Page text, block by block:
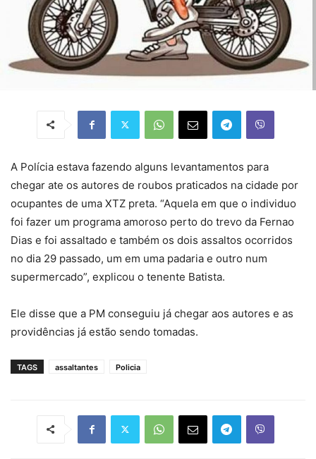
A Polícia estava fazendo alguns levantamentos para
chegar ate os autores de roubos praticados na cidade por
ocupantes de uma XTZ preta. “Aquela em que o individuo
foi fazer um programa amoroso perto do trevo da Fernao
Dias e foi assaltado e também os dois assaltos ocorridos
no dia 29 passado, um em uma padaria e outro num
supermercado”, explicou o tenente Batista.
Ele disse que a PM conseguiu já chegar aos autores e as
providências já estão sendo tomadas.
TAGS assaltantes Policia